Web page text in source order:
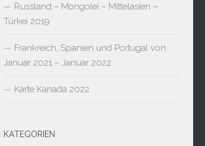
Russland – Mongolei – Mittelasien –
Türkei 2019
Frankreich, Spanien und Portugal von
Januar 2021 – Januar 2022:
Karte Kanada 2022
KATEGORIEN